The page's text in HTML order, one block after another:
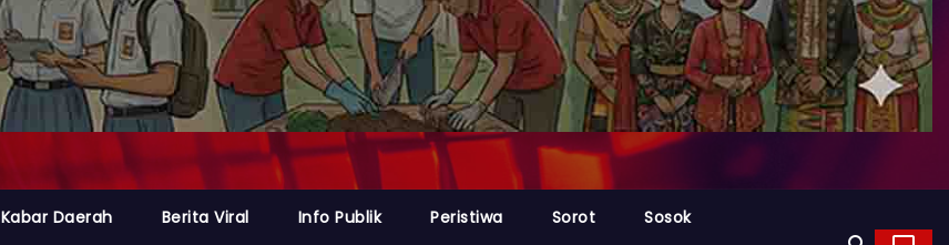
Kabar Daerah Berita Viral Info Publik Peristiwa Sorot Sosok